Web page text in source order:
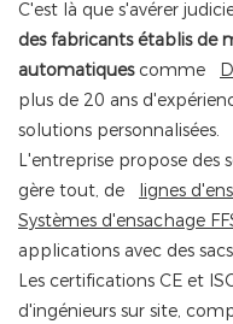
C'est là que s'avérer
des fabricants établis de
automatiques comme
plus de 20 ans
solutions personnalisées.
L'entreprise propose des
gère tout, de
lignes
Systèmes d'ensachage
applications avec des
Les certifications CE et
d'ingénieurs sur site,